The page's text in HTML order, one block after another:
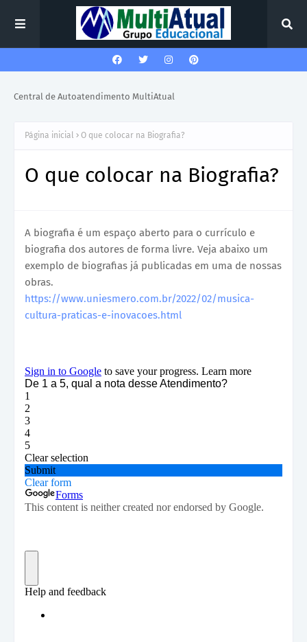
Central de Autoatendimento MultiAtual
Página inicial O que colocar na Biografia?
O que colocar na Biografia?
A biografia é um espaço aberto para o currículo e
biografia dos autores de forma livre. Veja abaixo um
exemplo de biografias já publicadas em uma de nossas
obras.
https://www.uniesmero.com.br/2022/02/musica-
cultura-praticas-e-inovacoes.html